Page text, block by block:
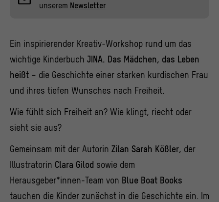
unserem Newsletter
Ein inspirierender Kreativ-Workshop rund um das
wichtige Kinderbuch JINA. Das Mädchen, das Leben
heißt – die Geschichte einer starken kurdischen Frau
und ihres tiefen Wunsches nach Freiheit.
Wie fühlt sich Freiheit an? Wie klingt, riecht oder
sieht sie aus?
Gemeinsam mit der Autorin Zilan Sarah Kößler, der
Illustratorin Clara Gilod sowie dem
Herausgeber*innen-Team von Blue Boat Books
tauchen die Kinder zunächst in die Geschichte ein. Im